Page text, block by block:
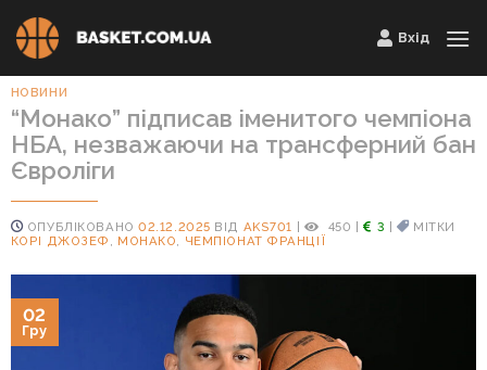
Skip
to
Вхід
НОВИНИ
“Монако” підписав іменитого чемпіона
НБА, незважаючи на трансферний бан
Євроліги
ОПУБЛІКОВАНО02.12.2025 ВІД AKS701 | 450 | 3 |
МІТКИ
КОРІ ДЖОЗЕФ
МОНАКО ЧЕМПІОНАТ ФРАНЦІЇ
02
Гру